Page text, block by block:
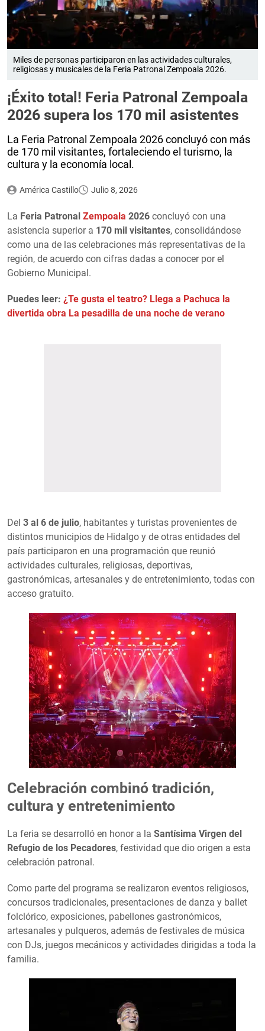
Miles de personas participaron en las actividades culturales,
religiosas y musicales de la Feria Patronal Zempoala 2026.
¡Éxito total! Feria Patronal Zempoala
2026 supera los 170 mil asistentes
La Feria Patronal Zempoala 2026 concluyó con más
de 170 mil visitantes, fortaleciendo el turismo, la
cultura y la economía local.
América Castillo Julio 8, 2026
La Feria Patronal Zempoala 2026 concluyó con una
asistencia superior a 170 mil visitantes, consolidándose
como una de las celebraciones más representativas de la
región, de acuerdo con cifras dadas a conocer por el
Gobierno Municipal.
Puedes leer: ¿Te gusta el teatro? Llega a Pachuca la
divertida obra La pesadilla de una noche de verano
Del 3 al 6 de julio, habitantes y turistas provenientes de
distintos municipios de Hidalgo y de otras entidades del
país participaron en una programación que reunió
actividades culturales, religiosas, deportivas,
gastronómicas, artesanales y de entretenimiento, todas con
acceso gratuito.
Celebración combinó tradición,
cultura y entretenimiento
La feria se desarrolló en honor a la Santísima Virgen del
Refugio de los Pecadores, festividad que dio origen a esta
celebración patronal.
Como parte del programa se realizaron eventos religiosos,
concursos tradicionales, presentaciones de danza y ballet
folclórico, exposiciones, pabellones gastronómicos,
artesanales y pulqueros, además de festivales de música
con DJs, juegos mecánicos y actividades dirigidas a toda la
familia.